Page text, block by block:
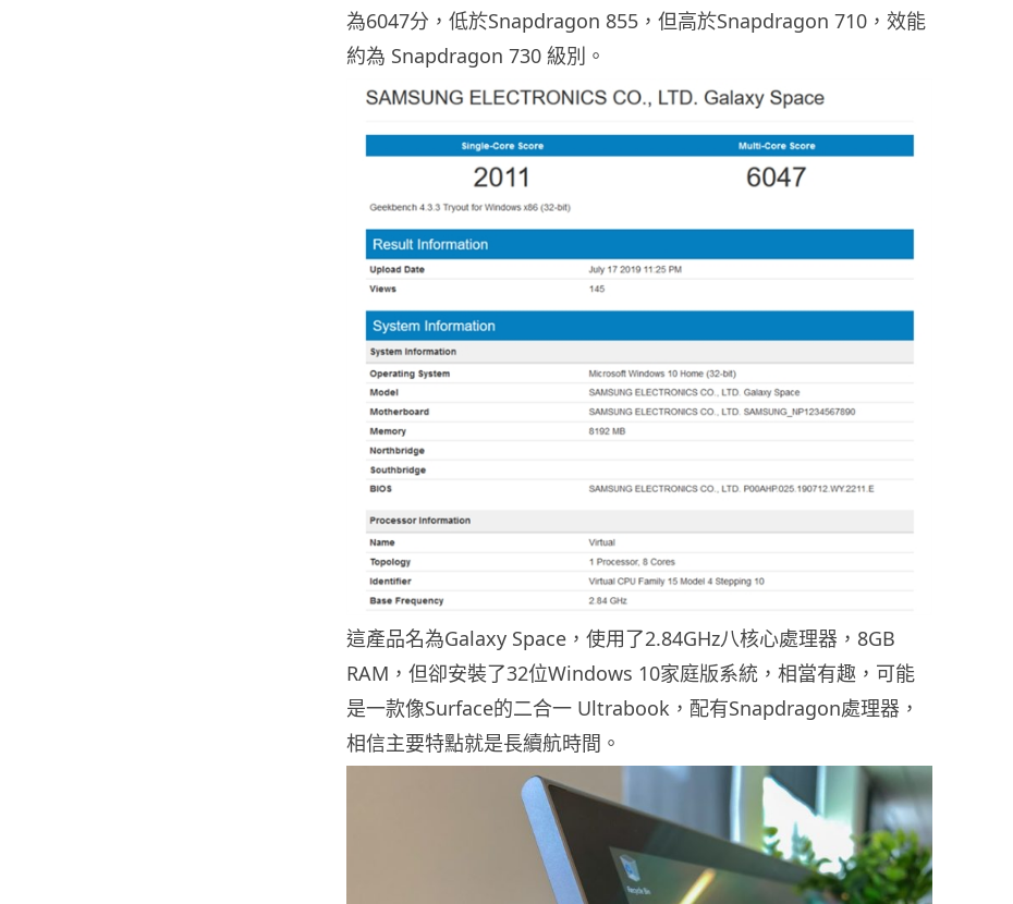
為6047分，低於Snapdragon 855，但高於Snapdragon 710，效能
約為 Snapdragon 730 級別。
這產品名為Galaxy Space，使用了2.84GHz八核心處理器，8GB
RAM，但卻安裝了32位Windows 10家庭版系統，相當有趣，可能
是一款像Surface的二合一 Ultrabook，配有Snapdragon處理器，
相信主要特點就是長續航時間。